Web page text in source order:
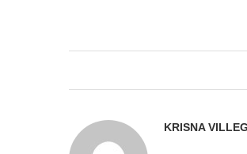
KRISNA